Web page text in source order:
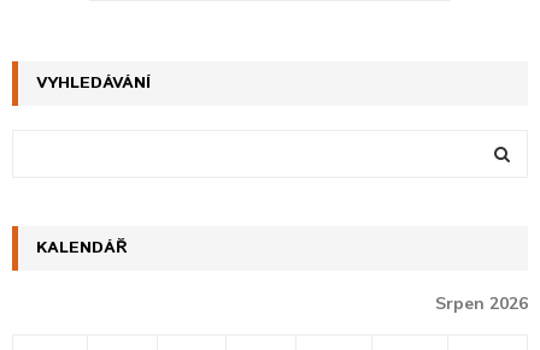
VYHLEDÁVÁNÍ
h
A
KALENDÁŘ ​
Srpen 2026